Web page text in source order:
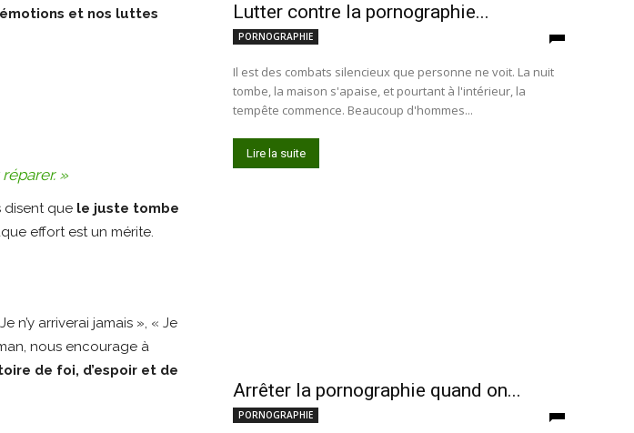
et nos luttes
»
disent que le juste tombe
effort est un mérite.
n’y arriverai jamais », « Je
nous encourage à
de foi, d’espoir et de
Lutter contre la pornographie...
PORNOGRAPHIE
Il est des combats silencieux que personne ne voit. La nuit
tombe, la maison s'apaise, et pourtant à l'intérieur, la
tempête commence. Beaucoup d'hommes...
Lire la suite
Arrêter la pornographie quand on...
PORNOGRAPHIE